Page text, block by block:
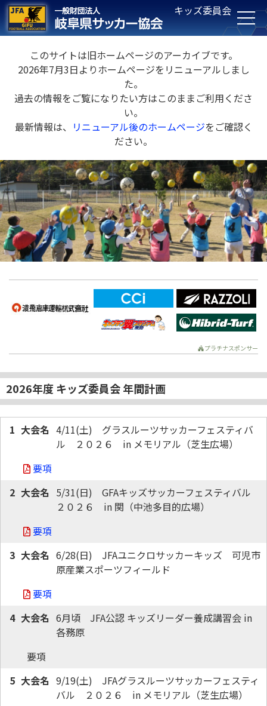
キッズ委員会
このサイトは旧ホームページのアーカイブです。
2026年7月3日よりホームページをリニューアルしまし
た。
過去の情報をご覧になりたい方はこのままご利用くださ
い。
最新情報は、 リニューアル後のホームページをご確認く
ださい。
プラチナスポンサー
2026年度 キッズ委員会 年間計画
1
4/11(土)　グラスルーツサッカーフェスティバ
ル　２０２６　in メモリアル（芝生広場）
要項
2
5/31(日)　GFAキッズサッカーフェスティバル
２０２６　in 関（中池多目的広場）
要項
3
6/28(日)　JFAユニクロサッカーキッズ　可児市
原産業スポーツフィールド
要項
4
6月頃　JFA公認 キッズリーダー養成講習会 in
各務原
要項
5
9/19(土)　JFAグラスルーツサッカーフェスティ
バル　２０２６　in メモリアル（芝生広場）